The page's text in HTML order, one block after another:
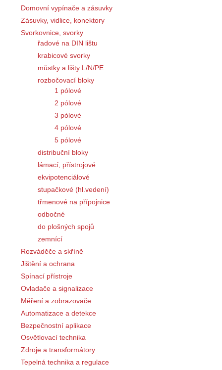
Domovní vypínače a zásuvky
Zásuvky, vidlice, konektory
Svorkovnice, svorky
řadové na DIN lištu
krabicové svorky
můstky a lišty L/N/PE
rozbočovací bloky
1 pólové
2 pólové
3 pólové
4 pólové
5 pólové
distribuční bloky
lámací, přístrojové
ekvipotenciálové
stupačkové (hl.vedení)
třmenové na přípojnice
odbočné
do plošných spojů
zemnící
Rozváděče a skříně
Jištění a ochrana
Spínací přístroje
Ovladače a signalizace
Měření a zobrazovače
Automatizace a detekce
Bezpečnostní aplikace
Osvětlovací technika
Zdroje a transformátory
Tepelná technika a regulace